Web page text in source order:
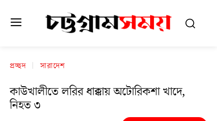
প্রচ্ছদ সারাদেশ
কাউখালীতে লরির ধাক্কায় অটোরিকশা খাদে,
নিহত ৩